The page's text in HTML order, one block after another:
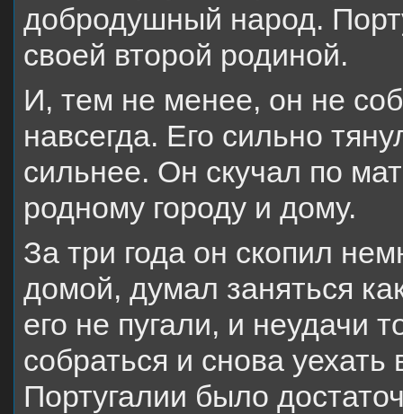
добродушный народ.
своей второй родиной.
И, тем не менее, он не
навсегда. Его сильно
сильнее. Он скучал по
родному городу и дому.
За три года он скопил
домой, думал заняться
его не пугали, и неудачи
собраться и снова
Португалии было